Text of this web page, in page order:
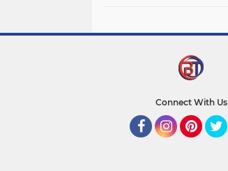
Connect With Us